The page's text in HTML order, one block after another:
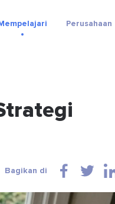
Perusahaan
Bagikan di